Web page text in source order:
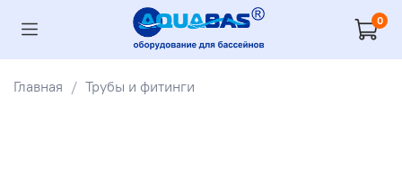
0
Главная Трубы и фитинги